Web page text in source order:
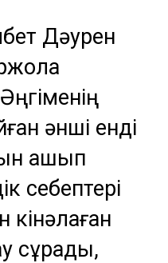
Дәурен
әнші енді
ашып
себептері
кінәлаған
сұрады,